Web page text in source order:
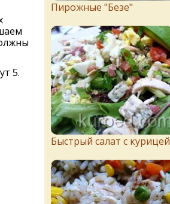
5.
Пирожныe "Бeзe"
Быстрый салат с курицей